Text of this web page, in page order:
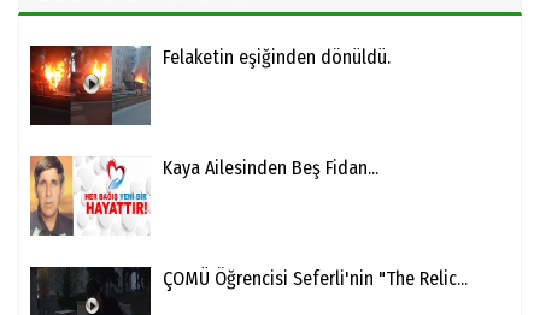
Felaketin eşiğinden dönüldü.
Kaya Ailesinden Beş Fidan...
ÇOMÜ Öğrencisi Seferli'nin "The Relic...